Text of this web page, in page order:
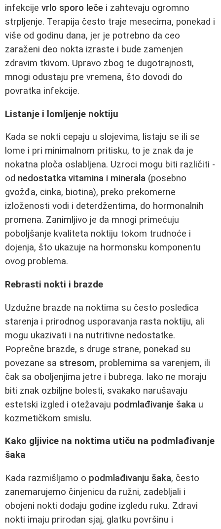
infekcije vrlo sporo leče i zahtevaju ogromno
strpljenje. Terapija često traje mesecima, ponekad i
više od godinu dana, jer je potrebno da ceo
zaraženi deo nokta izraste i bude zamenjen
zdravim tkivom. Upravo zbog te dugotrajnosti,
mnogi odustaju pre vremena, što dovodi do
povratka infekcije.
Listanje i lomljenje noktiju
Kada se nokti cepaju u slojevima, listaju se ili se
lome i pri minimalnom pritisku, to je znak da je
nokatna ploča oslabljena. Uzroci mogu biti različiti -
od nedostatka vitamina i minerala (posebno
gvožđa, cinka, biotina), preko prekomerne
izloženosti vodi i deterdžentima, do hormonalnih
promena. Zanimljivo je da mnogi primećuju
poboljšanje kvaliteta noktiju tokom trudnoće i
dojenja, što ukazuje na hormonsku komponentu
ovog problema.
Rebrasti nokti i brazde
Uzdužne brazde na noktima su često posledica
starenja i prirodnog usporavanja rasta noktiju, ali
mogu ukazivati i na nutritivne nedostatke.
Poprečne brazde, s druge strane, ponekad su
povezane sa stresom, problemima sa varenjem, ili
čak sa oboljenjima jetre i bubrega. Iako ne moraju
biti znak ozbiljne bolesti, svakako narušavaju
estetski izgled i otežavaju podmlađivanje šaka u
kozmetičkom smislu.
Kako gljivice na noktima utiču na podmlađivanje
šaka
Kada razmišljamo o podmlađivanju šaka, često
zanemarujemo činjenicu da ružni, zadebljali i
obojeni nokti dodaju godine izgledu ruku. Zdravi
nokti imaju prirodan sjaj, glatku površinu i